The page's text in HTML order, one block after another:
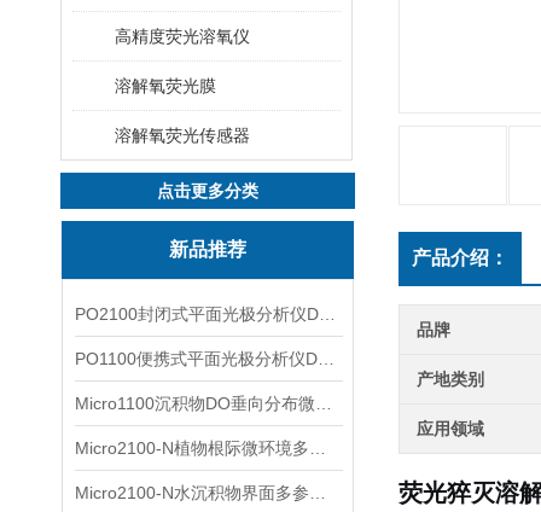
高精度荧光溶氧仪
溶解氧荧光膜
溶解氧荧光传感器
点击更多分类
新品推荐 产品介绍：
品牌
产地类别
应用领域
荧光猝灭溶